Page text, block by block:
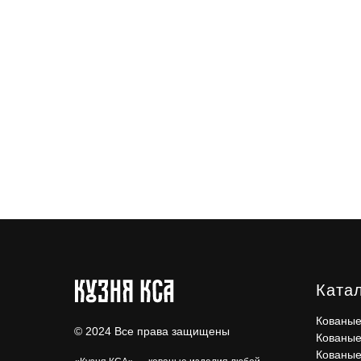
© 2024 Все права защищены